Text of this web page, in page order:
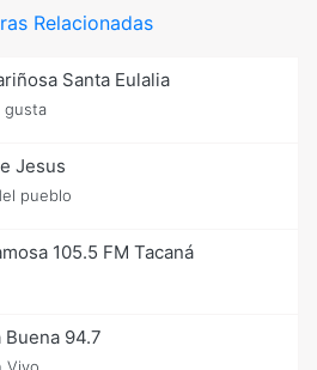
Relacionadas
Santa Eulalia
gusta
Jesus
pueblo
105.5 FM Tacaná
Buena 94.7